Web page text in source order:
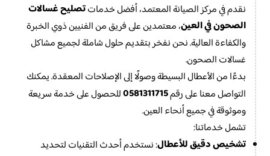
نقدم في مركز الصيانة المعتمد، أفضل خدماتتصليح غسالات
الصحون في العين، معتمدين على فريق من الفنيين ذوي الخبرة
والكفاءة العالية. نحن نفخر بتقديم حلول شاملة لجميع مشاكل
غسالات الصحون.
بدءًا من الأعطال البسيطة وصولًا إلى الإصلاحات المعقدة. يمكنك
التواصل معنا على رقم0581311715للحصول على خدمة سريعة
وموثوقة في جميع أنحاء العين.
تشمل خدماتنا:
تشخيص دقيق للأعطال: نستخدم أحدث التقنيات لتحديد